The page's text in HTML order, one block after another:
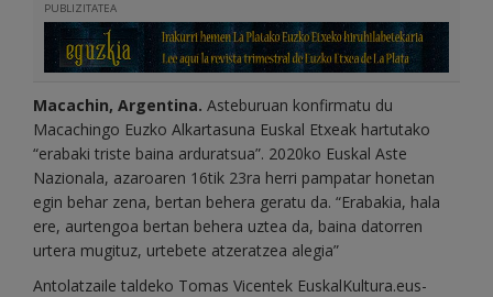
PUBLIZITATEA
Macachin, Argentina. Asteburuan konfirmatu du
Macachingo Euzko Alkartasuna Euskal Etxeak hartutako
“erabaki triste baina arduratsua”. 2020ko Euskal Aste
Nazionala, azaroaren 16tik 23ra herri pampatar honetan
egin behar zena, bertan behera geratu da. “Erabakia, hala
ere, aurtengoa bertan behera uztea da, baina datorren
urtera mugituz, urtebete atzeratzea alegia”
Antolatzaile taldeko Tomas Vicentek EuskalKultura.eus-